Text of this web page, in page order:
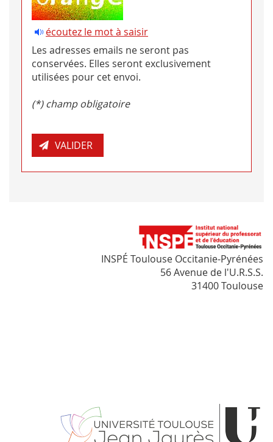
écoutez le mot à saisir
Les adresses emails ne seront pas
conservées. Elles seront exclusivement
utilisées pour cet envoi.
(*) champ obligatoire
INSPÉ Toulouse Occitanie-Pyrénées
56 Avenue de l'U.R.S.S.
31400 Toulouse